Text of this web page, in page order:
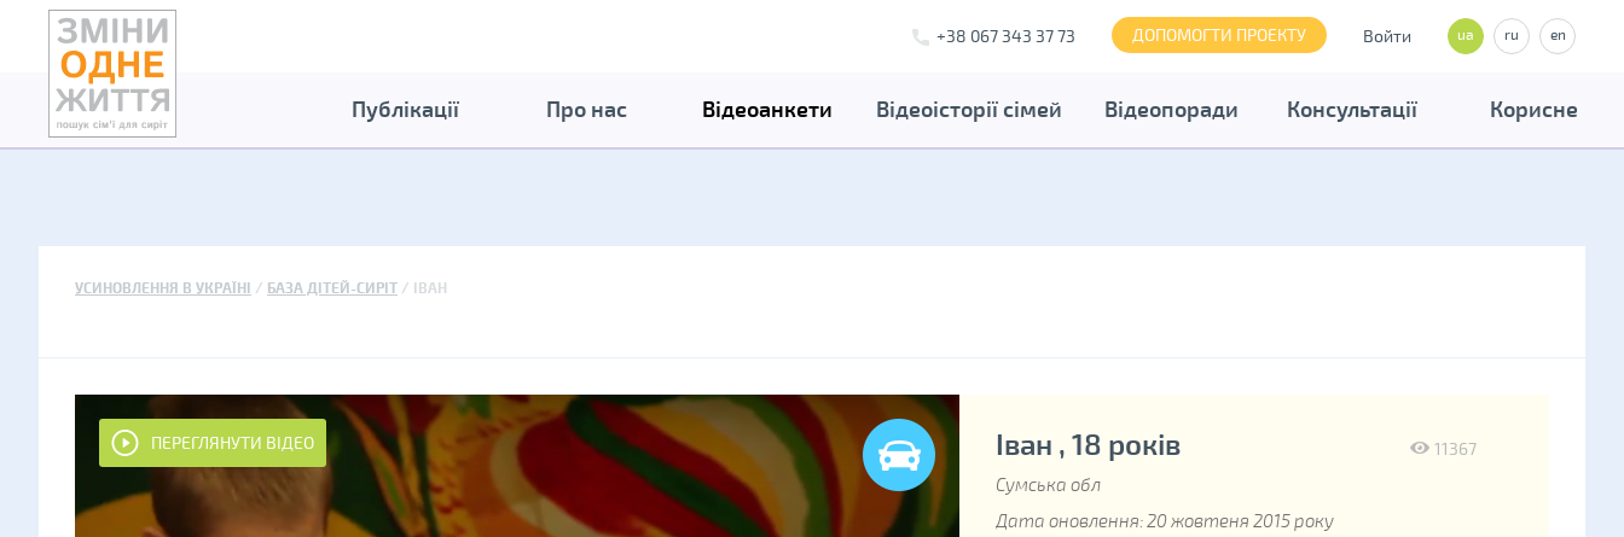
+38 067 343 37 73 ДОПОМОГТИ ПРОЕКТУ Войти ua ru en
Публікації Про нас Відеоанкети Відеоісторії сімей Відеопоради Консультації Корисне
УСИНОВЛЕННЯ В УКРАЇНІ БАЗА ДІТЕЙ-СИРІТ ІВАН
ПЕРЕГЛЯНУТИ ВІДЕО 11367
Іван , 18 років
Сумська обл
Дата оновлення: 20 жовтеня 2015 року